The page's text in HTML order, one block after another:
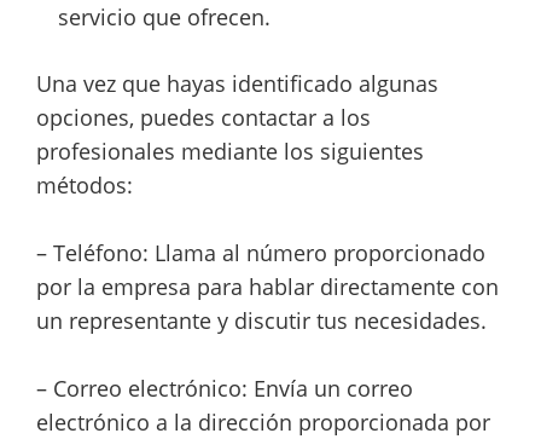
servicio que ofrecen.
Una vez que hayas identificado algunas
opciones, puedes contactar a los
profesionales mediante los siguientes
métodos:
– Teléfono: Llama al número proporcionado
por la empresa para hablar directamente con
un representante y discutir tus necesidades.
– Correo electrónico: Envía un correo
electrónico a la dirección proporcionada por